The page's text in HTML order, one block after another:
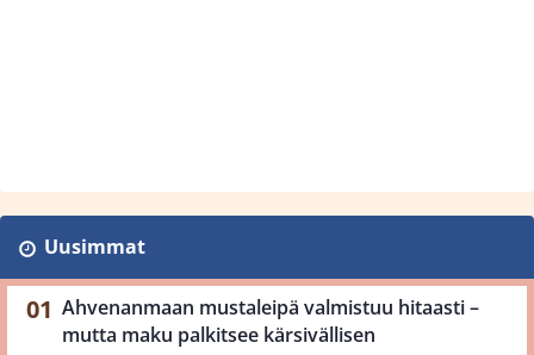
Uusimmat
Ahvenanmaan mustaleipä valmistuu hitaasti –
mutta maku palkitsee kärsivällisen